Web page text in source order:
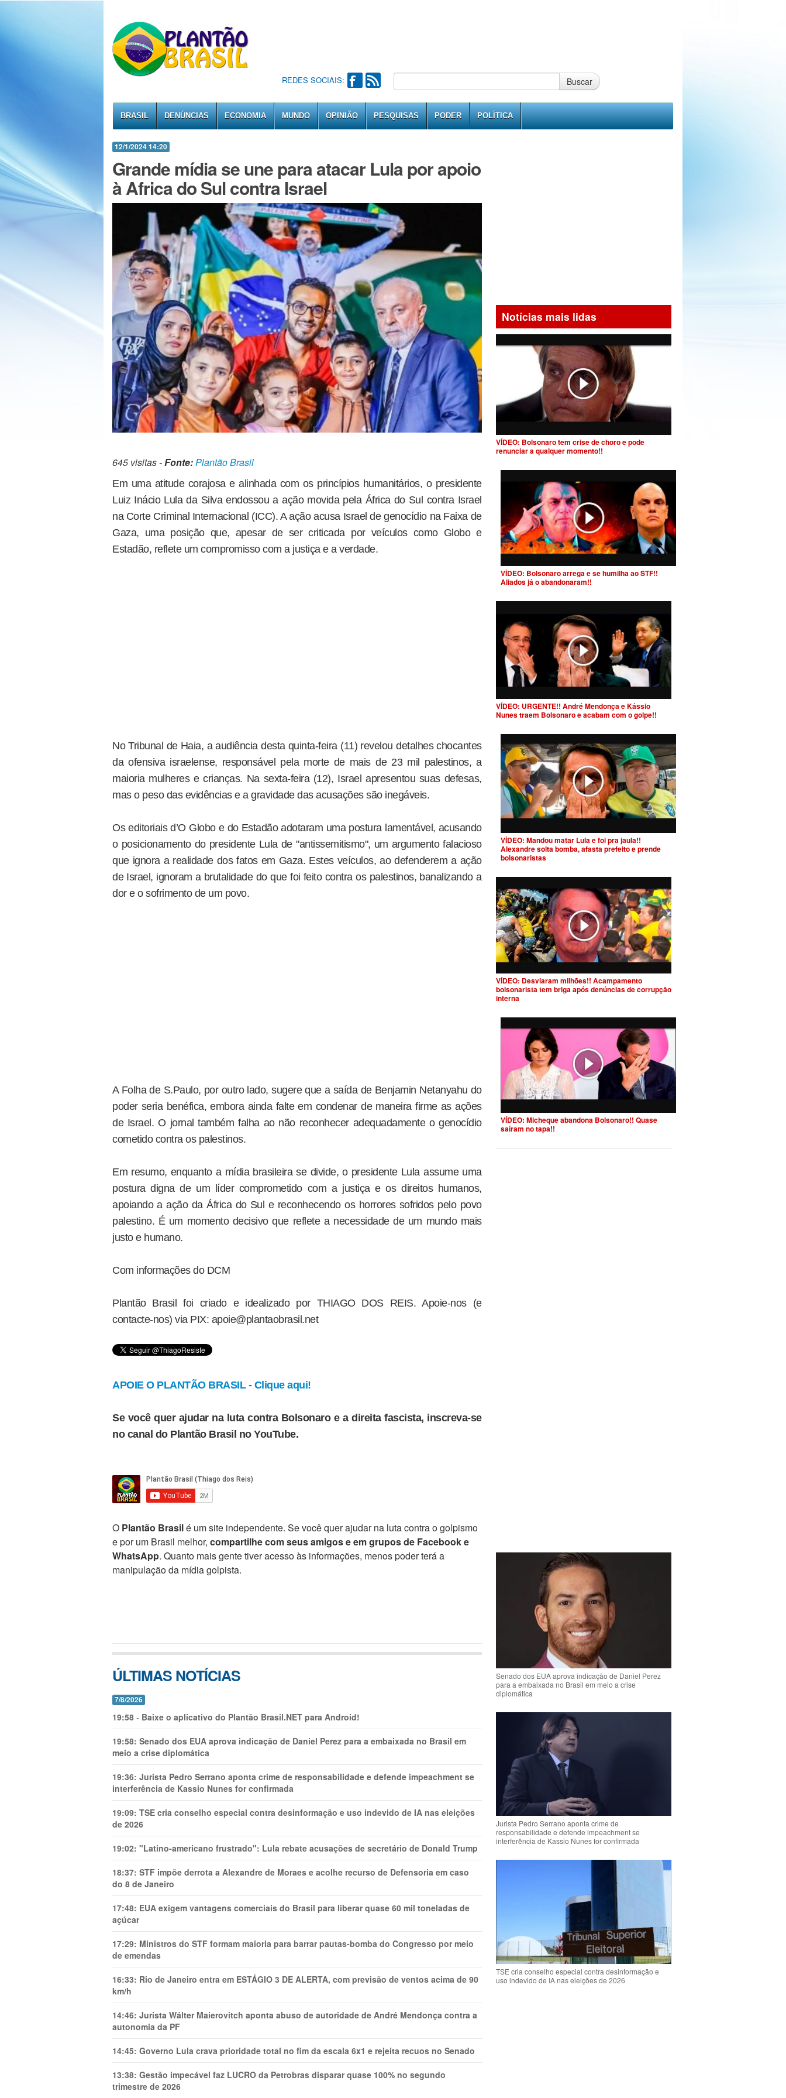
REDES SOCIAIS: Buscar
BRASIL DENÚNCIAS ECONOMIA MUNDO OPINIÃO PESQUISAS PODER POLÍTICA
12/1/2024 14:20
Grande mídia se une para atacar Lula por apoio
à Africa do Sul contra Israel
645 visitas -Fonte:Plantão Brasil
Em uma atitude corajosa e alinhada com os princípios humanitários, o presidente
Luiz Inácio Lula da Silva endossou a ação movida pela África do Sul contra Israel
na Corte Criminal Internacional (ICC). A ação acusa Israel de genocídio na Faixa de
Gaza, uma posição que, apesar de ser criticada por veículos como Globo e
Estadão, reflete um compromisso com a justiça e a verdade.
No Tribunal de Haia, a audiência desta quinta-feira (11) revelou detalhes chocantes
da ofensiva israelense, responsável pela morte de mais de 23 mil palestinos, a
maioria mulheres e crianças. Na sexta-feira (12), Israel apresentou suas defesas,
mas o peso das evidências e a gravidade das acusações são inegáveis.
Os editoriais d’O Globo e do Estadão adotaram uma postura lamentável, acusando
o posicionamento do presidente Lula de "antissemitismo", um argumento falacioso
que ignora a realidade dos fatos em Gaza. Estes veículos, ao defenderem a ação
de Israel, ignoram a brutalidade do que foi feito contra os palestinos, banalizando a
dor e o sofrimento de um povo.
A Folha de S.Paulo, por outro lado, sugere que a saída de Benjamin Netanyahu do
poder seria benéfica, embora ainda falte em condenar de maneira firme as ações
de Israel. O jornal também falha ao não reconhecer adequadamente o genocídio
cometido contra os palestinos.
Em resumo, enquanto a mídia brasileira se divide, o presidente Lula assume uma
postura digna de um líder comprometido com a justiça e os direitos humanos,
apoiando a ação da África do Sul e reconhecendo os horrores sofridos pelo povo
palestino. É um momento decisivo que reflete a necessidade de um mundo mais
justo e humano.
Com informações do DCM
Plantão Brasil foi criado e idealizado por THIAGO DOS REIS. Apoie-nos (e
contacte-nos) via PIX: apoie@plantaobrasil.net
APOIE O PLANTÃO BRASIL - Clique aqui!
Se você quer ajudar na luta contra Bolsonaro e a direita fascista, inscreva-se
no canal do Plantão Brasil no YouTube.
O Plantão Brasilé um site independente. Se você quer ajudar na luta contra o golpismo
e por um Brasil melhor, compartilhe com seus amigos e em grupos de Facebook e
WhatsApp. Quanto mais gente tiver acesso às informações, menos poder terá a
manipulação da mídia golpista.
ÚLTIMAS NOTÍCIAS
7/8/2026
19:58 - Baixe o aplicativo do Plantão Brasil.NET para Android!
19:58: Senado dos EUA aprova indicação de Daniel Perez para a embaixada no Brasil em
meio a crise diplomática
19:36: Jurista Pedro Serrano aponta crime de responsabilidade e defende impeachment se
interferência de Kassio Nunes for confirmada
19:09: TSE cria conselho especial contra desinformação e uso indevido de IA nas eleições
de 2026
19:02: "Latino-americano frustrado": Lula rebate acusações de secretário de Donald Trump
18:37: STF impõe derrota a Alexandre de Moraes e acolhe recurso de Defensoria em caso
do 8 de Janeiro
17:48: EUA exigem vantagens comerciais do Brasil para liberar quase 60 mil toneladas de
açúcar
17:29: Ministros do STF formam maioria para barrar pautas-bomba do Congresso por meio
de emendas
16:33: Rio de Janeiro entra em ESTÁGIO 3 DE ALERTA, com previsão de ventos acima de 90
km/h
14:46: Jurista Wálter Maierovitch aponta abuso de autoridade de André Mendonça contra a
autonomia da PF
14:45: Governo Lula crava prioridade total no fim da escala 6x1 e rejeita recuos no Senado
13:38: Gestão impecável faz LUCRO da Petrobras disparar quase 100% no segundo
trimestre de 2026
Notícias mais lidas
VÍDEO: Bolsonaro tem crise de choro e pode
renunciar a qualquer momento!!
VÍDEO: Bolsonaro arrega e se humilha ao STF!!
Aliados já o abandonaram!!
VÍDEO: URGENTE!! André Mendonça e Kássio
Nunes traem Bolsonaro e acabam com o golpe!!
VÍDEO: Mandou matar Lula e foi pra jaula!!
Alexandre solta bomba, afasta prefeito e prende
bolsonaristas
VÍDEO: Desviaram milhões!! Acampamento
bolsonarista tem briga após denúncias de corrupção
interna
VÍDEO: Micheque abandona Bolsonaro!! Quase
saíram no tapa!!
Senado dos EUA aprova indicação de Daniel Perez
para a embaixada no Brasil em meio a crise
diplomática
Jurista Pedro Serrano aponta crime de
responsabilidade e defende impeachment se
interferência de Kassio Nunes for confirmada
TSE cria conselho especial contra desinformação e
uso indevido de IA nas eleições de 2026